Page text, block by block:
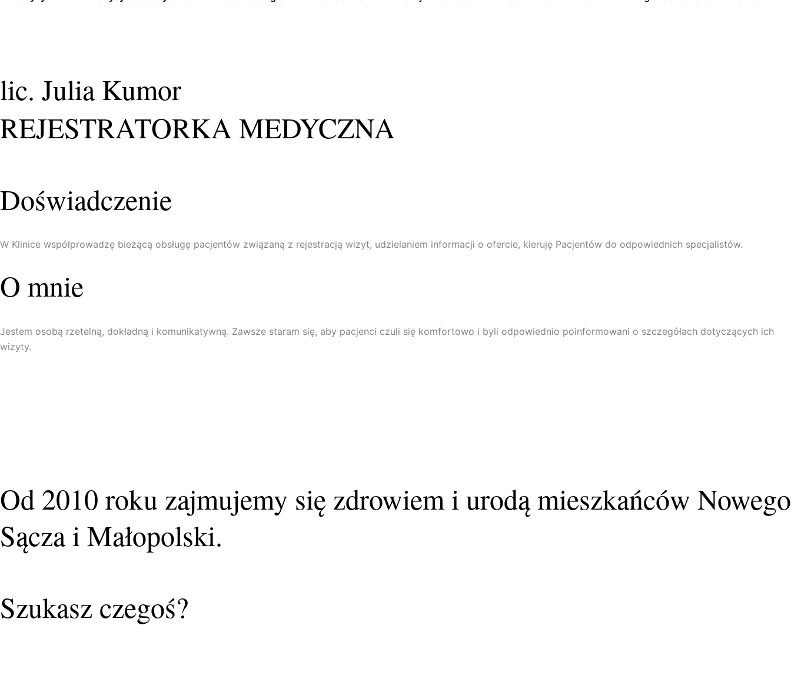
lic. Julia Kumor
REJESTRATORKA MEDYCZNA
Doświadczenie
W Klinice współprowadzę bieżącą obsługę pacjentów związaną z rejestracją wizyt, udzielaniem informacji o ofercie, kieruję Pacjentów do odpowiednich specjalistów.
O mnie
Jestem osobą rzetelną, dokładną i komunikatywną. Zawsze staram się, aby pacjenci czuli się komfortowo i byli odpowiednio poinformowani o szczegółach dotyczących ich
wizyty.
Od 2010 roku zajmujemy się zdrowiem i urodą mieszkańców Nowego
Sącza i Małopolski.
Szukasz czegoś?